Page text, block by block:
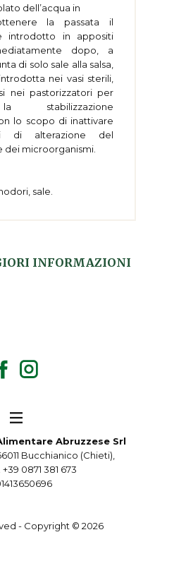
dell’acqua in
la passata il
introdotto in appositi
dopo, a
di solo sale alla salsa,
nei vasi sterili,
nei pastorizzatori per
stabilizzazione
lo scopo di inattivare
di alterazione del
microorganismi.
sale.
INFORMAZIONI
Abruzzese Srl
Bucchianico (Chieti),
+39 0871 381 673
- Copyright © 2026